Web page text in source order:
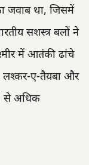
जवाब था, जिसमें
सशस्त्र बलों ने
में आतंकी ढांचे
लश्कर-ए-तैयबा और
से अधिक